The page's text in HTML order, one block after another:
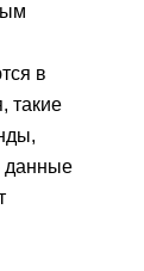
в
такие
данные